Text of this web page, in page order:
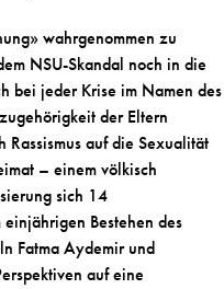
wahrgenommen zu
NSU-Skandal noch in die
bei jeder Krise im Namen des
der Eltern
Rassismus auf die Sexualität
– einem völkisch
sich 14
Bestehen des
Fatma Aydemir und
auf eine